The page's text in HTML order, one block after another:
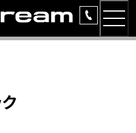
舗一覧